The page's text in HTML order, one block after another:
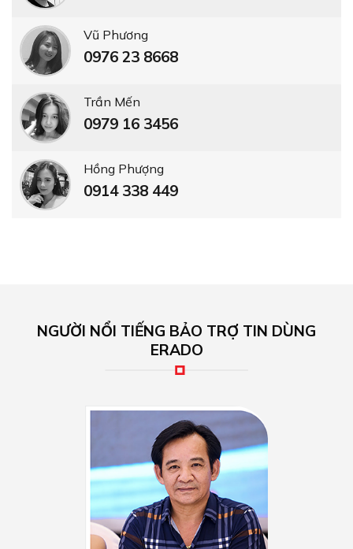
Vũ Phương
0976 23 8668
Trần Mến
0979 16 3456
Hồng Phượng
0914 338 449
NGƯỜI NỔI TIẾNG BẢO TRỢ TIN DÙNG
ERADO